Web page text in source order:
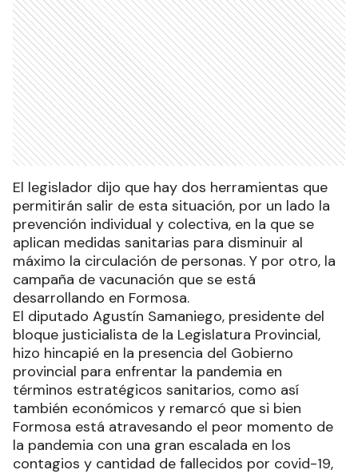
El legislador dijo que hay dos herramientas que
permitirán salir de esta situación, por un lado la
prevención individual y colectiva, en la que se
aplican medidas sanitarias para disminuir al
máximo la circulación de personas. Y por otro, la
campaña de vacunación que se está
desarrollando en Formosa.
El diputado Agustín Samaniego, presidente del
bloque justicialista de la Legislatura Provincial,
hizo hincapié en la presencia del Gobierno
provincial para enfrentar la pandemia en
términos estratégicos sanitarios, como así
también económicos y remarcó que si bien
Formosa está atravesando el peor momento de
la pandemia con una gran escalada en los
contagios y cantidad de fallecidos por covid-19,